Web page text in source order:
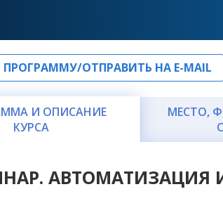
ПРОГРАММУ/ОТПРАВИТЬ НА E-MAIL
И ОПИСАНИЕ
КУРСА
МЕСТО,
АВТОМАТИЗАЦИЯ